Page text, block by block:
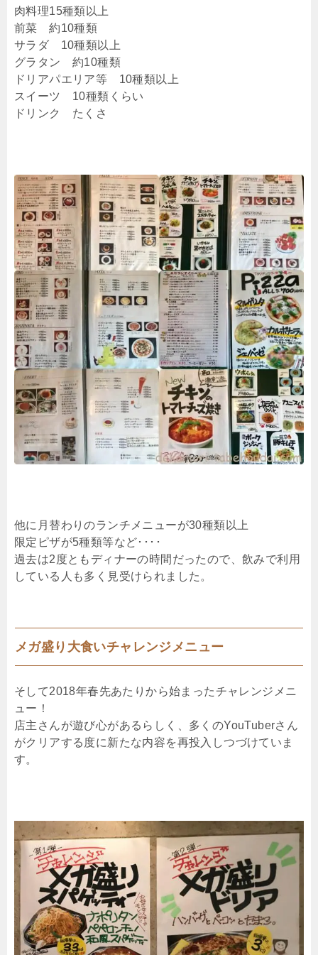
肉料理15種類以上
前菜 約10種類
サラダ 10種類以上
グラタン 約10種類
ドリアパエリア等 10種類以上
スイーツ 10種類くらい
ドリンク たくさ
他に月替わりのランチメニューが30種類以上
限定ピザが5種類等など････
過去は2度ともディナーの時間だったので、飲みで利用
している人も多く見受けられました。
メガ盛り大食いチャレンジメニュー
そして2018年春先あたりから始まったチャレンジメニ
ュー！
店主さんが遊び心があるらしく、多くのYouTuberさん
がクリアする度に新たな内容を再投入しつづけていま
す。